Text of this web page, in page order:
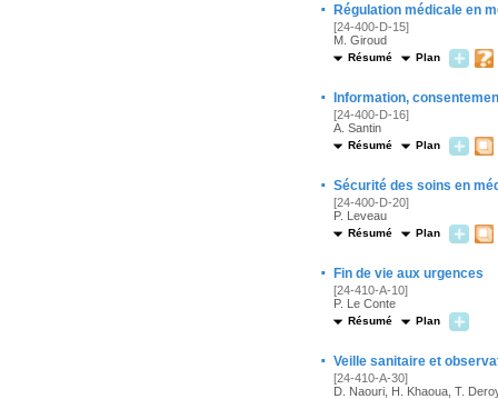
· Régulation médicale en
[24-400-D-15]
M. Giroud
Résumé Plan
· Information,
[24-400-D-16]
A. Santin
Résumé Plan
· Sécurité des soins en
[24-400-D-20]
P. Leveau
Résumé Plan
· Fin de vie aux urgences
[24-410-A-10]
P. Le Conte
Résumé Plan
· Veille sanitaire et
[24-410-A-30]
D. Naouri, H. Khaoua, T.